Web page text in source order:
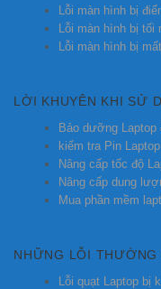
Lỗi màn hình bị
Lỗi màn hình bị tối
Lỗi màn hình bị
LỜI KHUYÊN KHI SỬ
Bảo dưỡng Laptop
kiểm tra Pin
Nâng cấp tốc độ
Nâng cấp dung
Mua phần mềm
NHỮNG LỖI THƯỜNG
Lỗi quạt Laptop bị